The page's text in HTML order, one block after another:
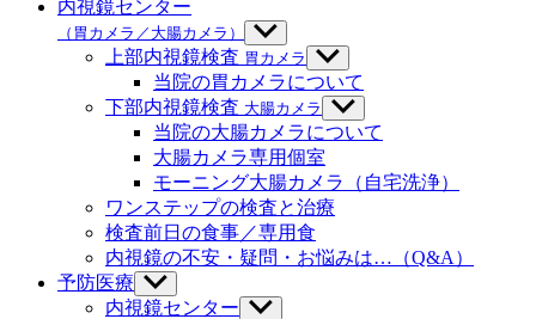
イ
タ
内視鏡センター
（胃カメラ／大腸カメラ）
サ
ブ
メ
ュ
ー
を
表
示
上部内視鏡検査 胃カメラ
サ
ブ
メ
ニ
ュ
ー
を
表
当院の胃カメラについて
下部内視鏡検査 大腸カメラ
サ
ブ
ニ
ュ
ー
表
当院の大腸カメラについて
大腸カメラ専用個室
モーニング大腸カメラ（自宅洗浄）
ワンステップの検査と治療
検査前日の食事／専用食
内視鏡の不安・疑問・お悩みは…（Q&A）
予防医療 サ
ブ
内視鏡センター サ